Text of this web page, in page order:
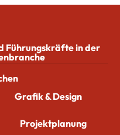
Führungskräfte in der
Grafik & Design
Projektplanung